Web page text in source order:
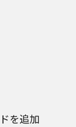
を追加